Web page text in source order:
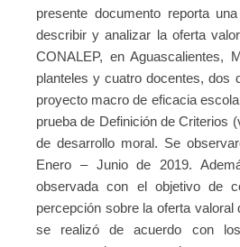
presente documento reporta
describir y analizar la oferta
CONALEP, en Aguascalientes,
planteles y cuatro docentes, dos
proyecto macro de eficacia
prueba de Definición de Criterios
de desarrollo moral. Se
Enero – Junio de 2019.
observada con el objetivo de
percepción sobre la oferta
se realizó de acuerdo con